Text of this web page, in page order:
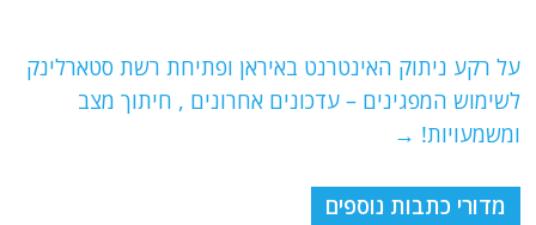
k
על רקע ניתוק האינטרנט באיראן ופתיחת רשת סטארלינק
לשימוש המפגינים – עדכונים אחרונים , חיתוך מצב
ומשמעויות! →
מדורי כתבות נוספים